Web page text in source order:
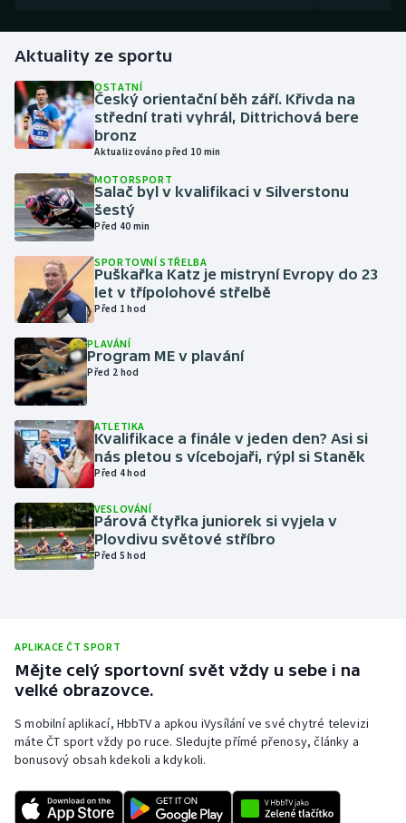
Golf
Gymnastika
Házená
Jezdectví
Judo
Krasobruslení
Lezení
Lyže a snowboard
Moderní pětiboj
Motorsport
Parasport
Ragby
Rychlobruslení
Rychlostní kanoistika
Short track
Aktuality ze sportu
OSTATNÍ
Český orientační běh září. Křivda na
střední trati vyhrál, Dittrichová bere
bronz
Aktualizováno před 10 min
MOTORSPORT
Salač byl v kvalifikaci v Silverstonu
šestý
Před 40 min
SPORTOVNÍ STŘELBA
Puškařka Katz je mistryní Evropy do 23
let v třípolohové střelbě
Před 1 hod
PLAVÁNÍ
Program ME v plavání
Před 2 hod
ATLETIKA
Kvalifikace a finále v jeden den? Asi si
nás pletou s vícebojaři, rýpl si Staněk
Před 4 hod
VESLOVÁNÍ
Párová čtyřka juniorek si vyjela v
Plovdivu světové stříbro
Před 5 hod
APLIKACE ČT SPORT
Mějte celý sportovní svět vždy u sebe i na
velké obrazovce.
S mobilní aplikací, HbbTV a apkou iVysílání ve své chytré televizi
máte ČT sport vždy po ruce. Sledujte přímé přenosy, články a
bonusový obsah kdekoli a kdykoli.